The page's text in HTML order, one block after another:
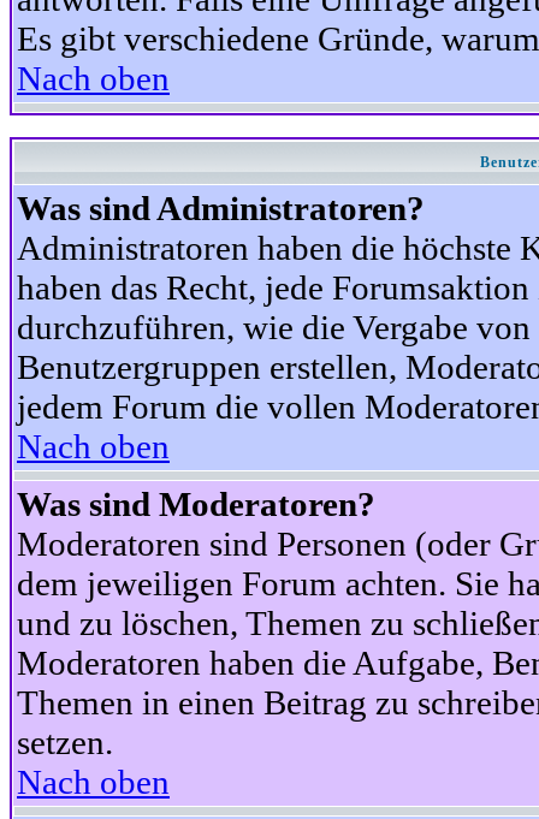
Es gibt verschiedene Gründe,
Nach oben
Was sind Administratoren?
Administratoren haben die höchste
haben das Recht, jede
durchzuführen, wie die Vergabe
Benutzergruppen erstellen,
jedem Forum die vollen
Nach oben
Was sind Moderatoren?
Moderatoren sind Personen (oder
dem jeweiligen Forum achten. Sie
und zu löschen, Themen zu
Moderatoren haben die Aufgabe,
Themen in einen Beitrag zu
setzen.
Nach oben